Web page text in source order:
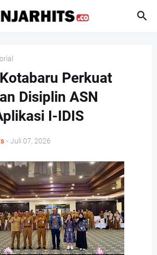
Perkuat
Disiplin ASN
I-IDIS
- Juli 07, 2026